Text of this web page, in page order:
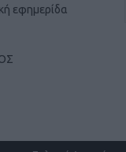
εφημερίδα